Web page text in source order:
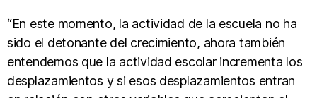
“En este momento, la actividad de la escuela no ha
sido el detonante del crecimiento, ahora también
entendemos que la actividad escolar incrementa los
desplazamientos y si esos desplazamientos entran